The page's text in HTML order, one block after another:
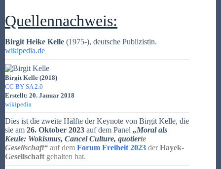
Quellennachweis:
Birgit Heike Kelle (1975-), deutsche Publizistin.
wikipedia.de
Birgit Kelle (2018)
CC BY-SA 2.0
Erstellt: 20. Januar 2018
wikipedia
Dies ist die zweite Hälfte der Keynote von Birgit Kelle, die
sie am 26. Oktober 2023 auf dem Panel „Moral als
Keule: Wokismus, Cancel Culture, quotierte
Gesellschaft“ auf dem Forum Freiheit 2023 der Hayek-
Gesellschaft gehalten hat.